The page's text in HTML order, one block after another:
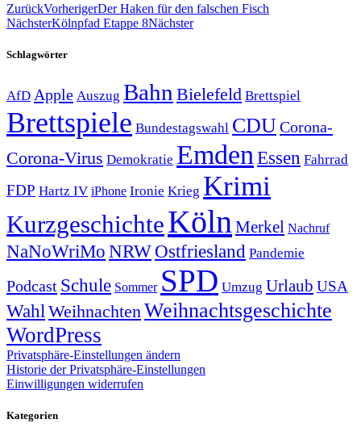
ZurückVorherigerDer Haken für den falschen Fisch
NächsterKölnpfad Etappe 8Nächster
Schlagwörter
AfD Apple Auszug Bahn Bielefeld Brettspiel
Brettspiele Bundestagswahl CDUCorona-
Corona-Virus Demokratie Emden Essen Fahrrad
FDP Hartz IV iPhone Ironie Krieg Krimi
KurzgeschichteKölnMerkel Nachruf
NaNoWriMo NRWOstfriesland Pandemie
Podcast Schule Sommer SPD Umzug Urlaub USA
WahlWeihnachtenWeihnachtsgeschichte
WordPress
Privatsphäre-Einstellungen ändern
Historie der Privatsphäre-Einstellungen
Einwilligungen widerrufen
Kategorien